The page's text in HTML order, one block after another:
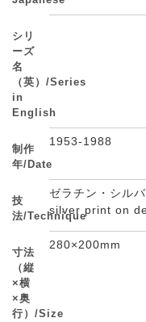
シリ
ーズ
名
（英）/Series
in
English
制作
年/Date
1953-1988
技
法/Technique
ゼラチン・シル
silver print on
寸法
（縦
×横
×奥
行）/Size
280×200mm